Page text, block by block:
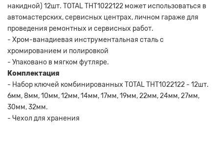
накидной) 12шт. TOTAL THT1022122 может использоваться в
автомастерских, сервисных центрах, личном гараже для
проведения ремонтных и сервисных работ.
- Хром-ванадиевая инструментальная сталь с
хромированием и полировкой
- Упаковано в мягком футляре.
Комплектация
- Набор ключей комбинированных TOTAL THT1022122 - 12шт.
6мм, 8мм, 10мм, 12мм, 14мм, 17мм, 19мм, 22мм, 24мм, 27мм,
30мм, 32мм.
- Чехол для хранения